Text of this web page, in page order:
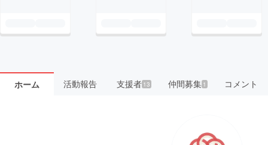
ホーム 活動報告 支援者 13 仲間募集 1 コメント